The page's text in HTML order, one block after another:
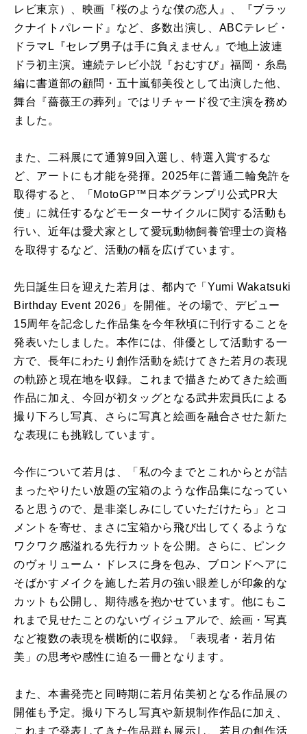
レビ東京）、映画『桜のような僕の恋人』、『ブラッ
クナイトパレード』など、多数出演し、ABCテレビ・
ドラマL『セレブ男子は手に負えません』で地上波連
ドラ初主演。連続テレビ小説『おむすび』福岡・糸島
編に書道部の顧問・五十嵐郁美役として出演した他、
舞台『薔薇王の葬列』ではリチャード役で主演を務め
ました。
また、二科展にて通算9回入選し、特選入賞するな
ど、アートにも才能を発揮。2025年に普通二輪免許を
取得すると、「MotoGP™︎日本グランプリ公式PR大
使」に就任するなどモーターサイクルに関する活動も
行い、近年は愛犬家として愛玩動物飼養管理士の資格
を取得するなど、活動の幅を広げています。
先日誕生日を迎えた若月は、都内で「Yumi Wakatsuki
Birthday Event 2026」を開催。その場で、デビュー
15周年を記念した作品集を今年秋頃に刊行することを
発表いたしました。本作には、俳優として活動する一
方で、長年にわたり創作活動を続けてきた若月の表現
の軌跡と現在地を収録。これまで描きためてきた絵画
作品に加え、今回が初タッグとなる武井宏員氏による
撮り下ろし写真、さらに写真と絵画を融合させた新た
な表現にも挑戦しています。
今作について若月は、「私の今までとこれからとが詰
まったやりたい放題の宝箱のような作品集になってい
ると思うので、是非楽しみにしていただけたら」とコ
メントを寄せ、まさに宝箱から飛び出してくるような
ワクワク感溢れる先行カットを公開。さらに、ピンク
のヴォリューム・ドレスに身を包み、ブロンドヘアに
そばかすメイクを施した若月の強い眼差しが印象的な
カットも公開し、期待感を抱かせています。他にもこ
れまで見せたことのないヴィジュアルで、絵画・写真
など複数の表現を横断的に収録。「表現者・若月佑
美」の思考や感性に迫る一冊となります。
また、本書発売と同時期に若月佑美初となる作品展の
開催も予定。撮り下ろし写真や新規制作作品に加え、
これまで発表してきた作品群も展示し、若月の創作活